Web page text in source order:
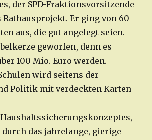
der SPD-Fraktionsvorsitzende
Rathausprojekt. Er ging von 60
aus, die gut angelegt seien.
geworfen, denn es
100 Mio. Euro werden.
wird seitens der
Politik mit verdeckten Karten
das jahrelange, gierige